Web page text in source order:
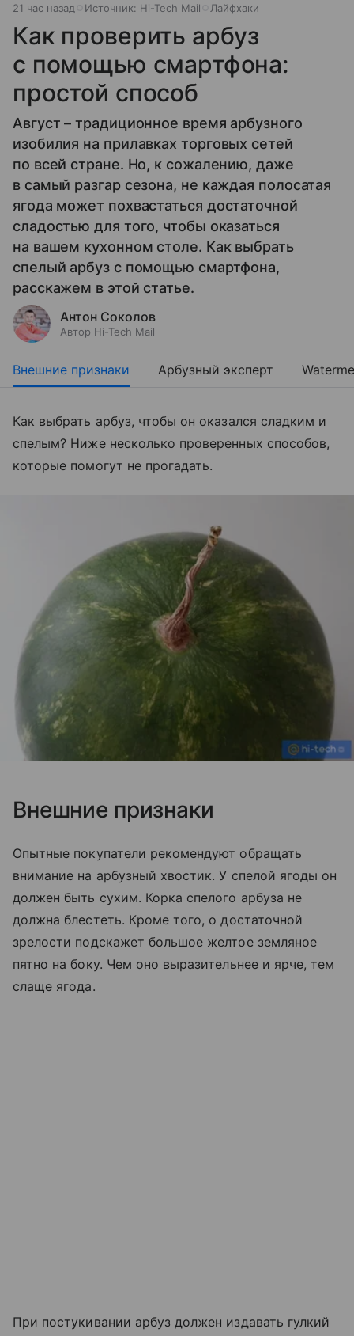
21 час назад Источник: Hi-Tech Mail Лайфхаки
Как проверить арбуз
с помощью смартфона:
простой способ
Август – традиционное время арбузного
изобилия на прилавках торговых сетей
по всей стране. Но, к сожалению, даже
в самый разгар сезона, не каждая полосатая
ягода может похвастаться достаточной
сладостью для того, чтобы оказаться
на вашем кухонном столе. Как выбрать
спелый арбуз с помощью смартфона,
расскажем в этой статье.
Антон Соколов
Автор Hi-Tech Mail
Внешние признаки Арбузный эксперт
Как выбрать арбуз, чтобы он оказался сладким и
спелым? Ниже несколько проверенных способов,
которые помогут не прогадать.
Внешние признаки
Опытные покупатели рекомендуют обращать
внимание на арбузный хвостик. У спелой ягоды он
должен быть сухим. Корка спелого арбуза не
должна блестеть. Кроме того, о достаточной
зрелости подскажет большое желтое земляное
пятно на боку. Чем оно выразительнее и ярче, тем
слаще ягода.
При постукивании арбуз должен издавать гулкий